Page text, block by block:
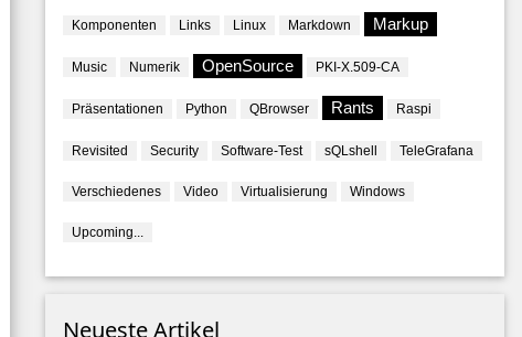
Komponenten Links Linux Markdown Markup
Music Numerik OpenSource PKI-X.509-CA
Präsentationen Python QBrowser Rants Raspi
Revisited Security Software-Test sQLshell TeleGrafana
Verschiedenes Video Virtualisierung Windows
Upcoming...
Neueste Artikel